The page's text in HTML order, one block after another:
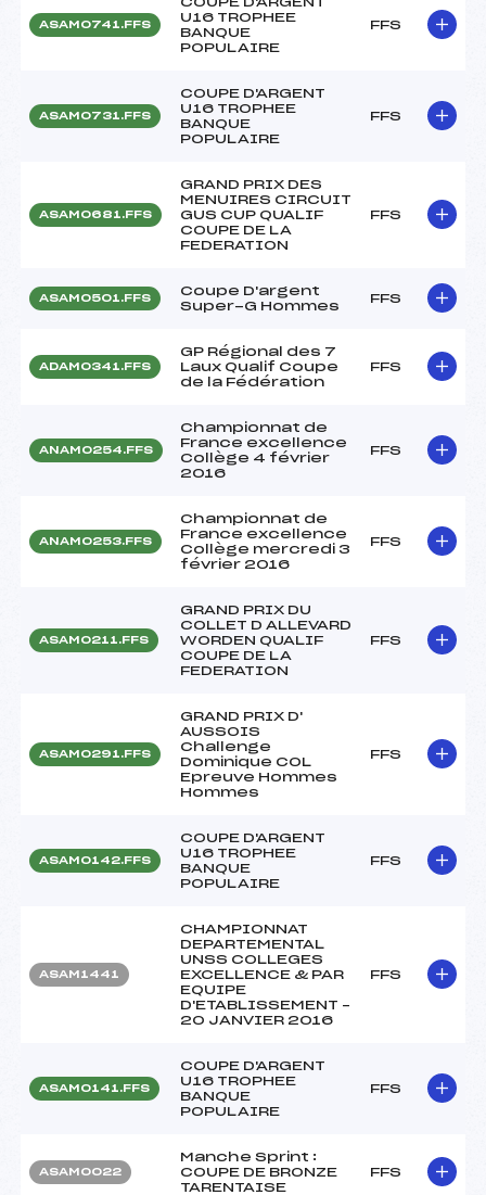
ASAM0741.FFS
U16 TROPHEE
BANQUE
POPULAIRE
FFS
ASAM0731.FFS
COUPE D'ARGENT
U16 TROPHEE
BANQUE
POPULAIRE
FFS
ASAM0681.FFS
GRAND PRIX DES
MENUIRES CIRCUIT
GUS CUP QUALIF
COUPE DE LA
FEDERATION
FFS
ASAM0501.FFS
Coupe D'argent
Super-G Hommes
FFS
ADAM0341.FFS
GP Régional des 7
Laux Qualif Coupe
de la Fédération
FFS
ANAM0254.FFS
Championnat de
France excellence
Collège 4 février
2016
FFS
ANAM0253.FFS
Championnat de
France excellence
Collège mercredi 3
février 2016
FFS
ASAM0211.FFS
GRAND PRIX DU
COLLET D ALLEVARD
WORDEN QUALIF
COUPE DE LA
FEDERATION
FFS
ASAM0291.FFS
GRAND PRIX D'
AUSSOIS
Challenge
Dominique COL
Epreuve Hommes
Hommes
FFS
ASAM0142.FFS
COUPE D'ARGENT
U16 TROPHEE
BANQUE
POPULAIRE
FFS
ASAM1441
CHAMPIONNAT
DEPARTEMENTAL
UNSS COLLEGES
EXCELLENCE & PAR
EQUIPE
D'ETABLISSEMENT –
20 JANVIER 2016
FFS
ASAM0141.FFS
COUPE D'ARGENT
U16 TROPHEE
BANQUE
POPULAIRE
FFS
ASAM0022
Manche Sprint :
COUPE DE BRONZE
TARENTAISE
FFS